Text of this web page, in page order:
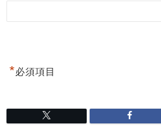
*必須項目